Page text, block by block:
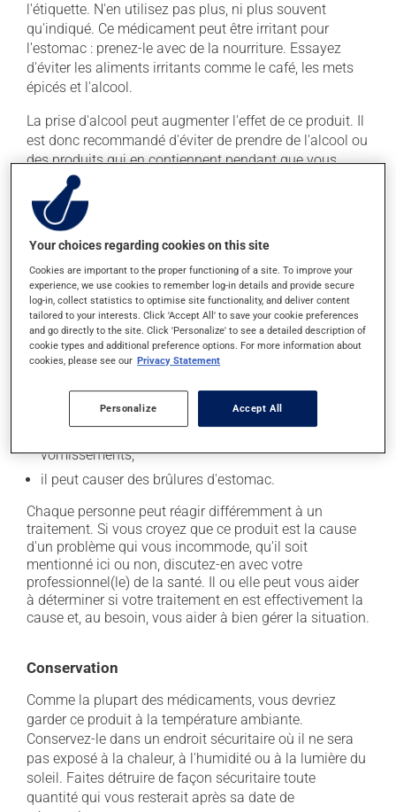
l'étiquette. N'en utilisez pas plus, ni plus souvent
qu'indiqué. Ce médicament peut être irritant pour
l'estomac : prenez-le avec de la nourriture. Essayez
d'éviter les aliments irritants comme le café, les mets
épicés et l'alcool.
La prise d'alcool peut augmenter l'effet de ce produit. Il
est donc recommandé d'éviter de prendre de l'alcool ou
des produits qui en contiennent pendant que vous
utilisez ce médicament.
Effets indésirables
En plus de ses effets recherchés, ce produit peut à
l'occasion entraîner certains effets indésirables (effets
secondaires), notamment :
il peut causer de la constipation - pour la prévenir,
buvez beaucoup, prenez plus de fibres alimentaires;
- levez-vous lentement et soyez prudent avant de
prendre le volant;
vomissements;
il peut causer des brûlures d'estomac.
Chaque personne peut réagir différemment à un
traitement. Si vous croyez que ce produit est la cause
d'un problème qui vous incommode, qu'il soit
mentionné ici ou non, discutez-en avec votre
professionnel(le) de la santé. Il ou elle peut vous aider
à déterminer si votre traitement en est effectivement la
cause et, au besoin, vous aider à bien gérer la situation.
Conservation
Comme la plupart des médicaments, vous devriez
garder ce produit à la température ambiante.
Conservez-le dans un endroit sécuritaire où il ne sera
pas exposé à la chaleur, à l'humidité ou à la lumière du
soleil. Faites détruire de façon sécuritaire toute
quantité qui vous resterait après sa date de
Your choices regarding cookies on this site
Cookies are important to the proper functioning of a site. To improve your
experience, we use cookies to remember log-in details and provide secure
log-in, collect statistics to optimise site functionality, and deliver content
tailored to your interests. Click 'Accept All' to save your cookie preferences
and go directly to the site. Click 'Personalize' to see a detailed description of
cookie types and additional preference options. For more information about
cookies, please see our Privacy Statement
Personalize Accept All